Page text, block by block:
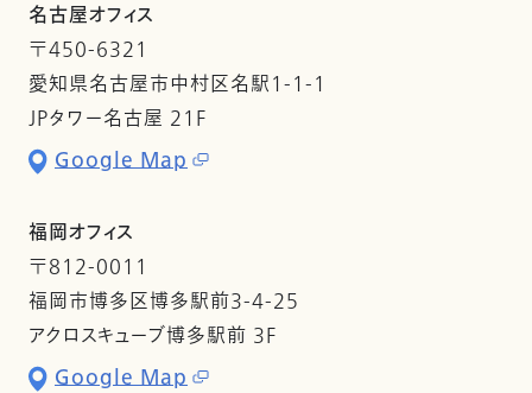
名古屋オフィス
〒450-6321
愛知県名古屋市中村区名駅1-1-1
JPタワー名古屋 21F
Google Map
福岡オフィス
〒812-0011
福岡市博多区博多駅前3-4-25
アクロスキューブ博多駅前 3F
Google Map